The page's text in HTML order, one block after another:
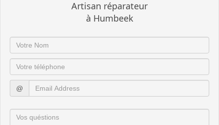
Artisan réparateur
à Humbeek
@